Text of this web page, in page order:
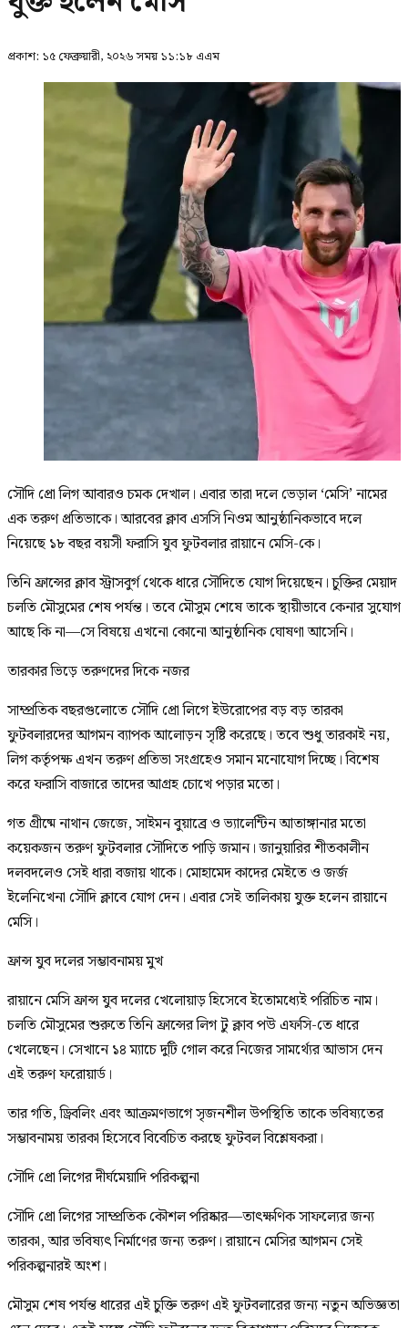
প্রকাশ: ১৫ ফেব্রুয়ারী, ২০২৬ সময় ১১:১৮ এএম
সৌদি প্রো লিগ আবারও চমক দেখাল। এবার তারা দলে ভেড়াল ‘মেসি’ নামের
এক তরুণ প্রতিভাকে। আরবের ক্লাব এসসি নিওম আনুষ্ঠানিকভাবে দলে
নিয়েছে ১৮ বছর বয়সী ফরাসি যুব ফুটবলার রায়ানে মেসি-কে।
তিনি ফ্রান্সের ক্লাব স্ট্রাসবুর্গ থেকে ধারে সৌদিতে যোগ দিয়েছেন। চুক্তির মেয়াদ
চলতি মৌসুমের শেষ পর্যন্ত। তবে মৌসুম শেষে তাকে স্থায়ীভাবে কেনার সুযোগ
আছে কি না—সে বিষয়ে এখনো কোনো আনুষ্ঠানিক ঘোষণা আসেনি।
তারকার ভিড়ে তরুণদের দিকে নজর
সাম্প্রতিক বছরগুলোতে সৌদি প্রো লিগে ইউরোপের বড় বড় তারকা
ফুটবলারদের আগমন ব্যাপক আলোড়ন সৃষ্টি করেছে। তবে শুধু তারকাই নয়,
লিগ কর্তৃপক্ষ এখন তরুণ প্রতিভা সংগ্রহেও সমান মনোযোগ দিচ্ছে। বিশেষ
করে ফরাসি বাজারে তাদের আগ্রহ চোখে পড়ার মতো।
গত গ্রীষ্মে নাথান জেজে, সাইমন বুয়াব্রে ও ভ্যালেন্টিন আতাঙ্গানার মতো
কয়েকজন তরুণ ফুটবলার সৌদিতে পাড়ি জমান। জানুয়ারির শীতকালীন
দলবদলেও সেই ধারা বজায় থাকে। মোহামেদ কাদের মেইতে ও জর্জ
ইলেনিখেনা সৌদি ক্লাবে যোগ দেন। এবার সেই তালিকায় যুক্ত হলেন রায়ানে
মেসি।
ফ্রান্স যুব দলের সম্ভাবনাময় মুখ
রায়ানে মেসি ফ্রান্স যুব দলের খেলোয়াড় হিসেবে ইতোমধ্যেই পরিচিত নাম।
চলতি মৌসুমের শুরুতে তিনি ফ্রান্সের লিগ টু ক্লাব পউ এফসি-তে ধারে
খেলেছেন। সেখানে ১৪ ম্যাচে দুটি গোল করে নিজের সামর্থ্যের আভাস দেন
এই তরুণ ফরোয়ার্ড।
তার গতি, ড্রিবলিং এবং আক্রমণভাগে সৃজনশীল উপস্থিতি তাকে ভবিষ্যতের
সম্ভাবনাময় তারকা হিসেবে বিবেচিত করছে ফুটবল বিশ্লেষকরা।
সৌদি প্রো লিগের দীর্ঘমেয়াদি পরিকল্পনা
সৌদি প্রো লিগের সাম্প্রতিক কৌশল পরিষ্কার—তাৎক্ষণিক সাফল্যের জন্য
তারকা, আর ভবিষ্যৎ নির্মাণের জন্য তরুণ। রায়ানে মেসির আগমন সেই
পরিকল্পনারই অংশ।
মৌসুম শেষ পর্যন্ত ধারের এই চুক্তি তরুণ এই ফুটবলারের জন্য নতুন অভিজ্ঞতা